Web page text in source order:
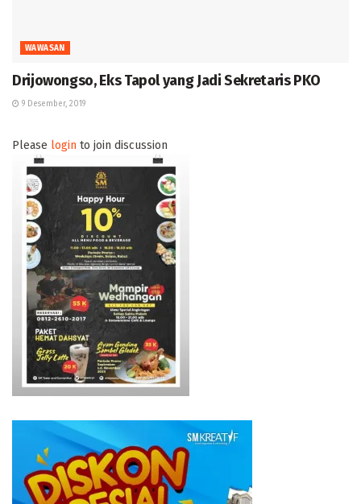
WAWASAN
Drijowongso, Eks Tapol yang Jadi Sekretaris PKO
9 Desember, 2019
Please login to join discussion